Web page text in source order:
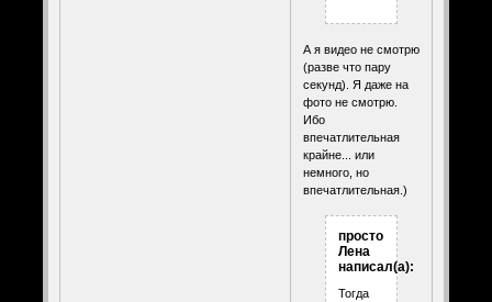
А я видео не смотрю
(разве что пару
секунд). Я даже на
фото не смотрю.
Ибо
впечатлительная
крайне... или
немного, но
впечатлительная.)
просто
Лена
написал(а):
Тогда